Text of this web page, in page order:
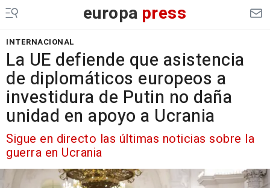
europa press
INTERNACIONAL
La UE defiende que asistencia
de diplomáticos europeos a
investidura de Putin no daña
unidad en apoyo a Ucrania
Sigue en directo las últimas noticias sobre la
guerra en Ucrania